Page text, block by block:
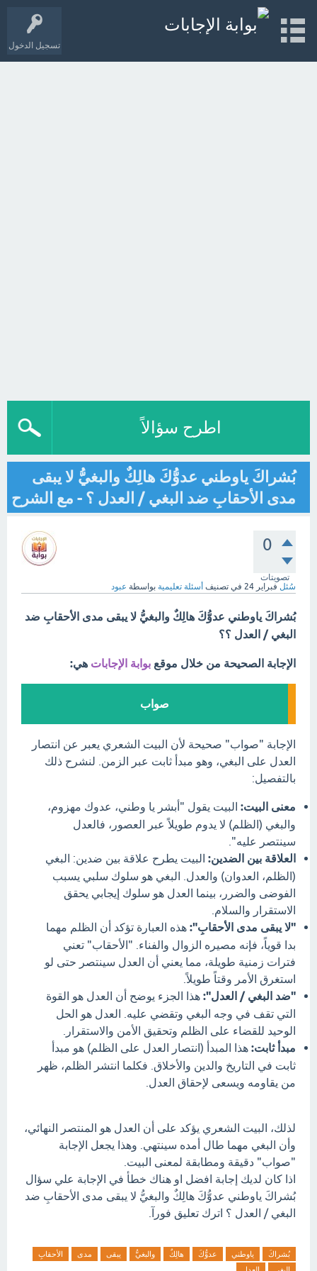
تسجيل الدخول
اطرح سؤالاً
بُشراكَ ياوطني عدوُّكَ هالِكٌ والبغيُّ لا يبقى
مدى الأحقابِ ضد البغي / العدل ؟ - مع الشرح
0
تصويتات
سُئل فبراير 24 في تصنيف أسئلة تعليمية بواسطة عبود
بُشراكَ ياوطني عدوُّكَ هالِكٌ والبغيُّ لا يبقى مدى الأحقابِ ضد
البغي / العدل ؟؟
الإجابة الصحيحة من خلال موقع بوابة الإجابات هي:
صواب
الإجابة "صواب" صحيحة لأن البيت الشعري يعبر عن انتصار
العدل على البغي، وهو مبدأ ثابت عبر الزمن. لنشرح ذلك
بالتفصيل:
معنى البيت: البيت يقول "أبشر يا وطني، عدوك مهزوم،
والبغي (الظلم) لا يدوم طويلاً عبر العصور، فالعدل
سينتصر عليه".
العلاقة بين الضدين: البيت يطرح علاقة بين ضدين: البغي
(الظلم، العدوان) والعدل. البغي هو سلوك سلبي يسبب
الفوضى والضرر، بينما العدل هو سلوك إيجابي يحقق
الاستقرار والسلام.
"لا يبقى مدى الأحقابِ": هذه العبارة تؤكد أن الظلم مهما
بدا قوياً، فإنه مصيره الزوال والفناء. "الأحقاب" تعني
فترات زمنية طويلة، مما يعني أن العدل سينتصر حتى لو
استغرق الأمر وقتاً طويلاً.
"ضد البغي / العدل": هذا الجزء يوضح أن العدل هو القوة
التي تقف في وجه البغي وتقضي عليه. العدل هو الحل
الوحيد للقضاء على الظلم وتحقيق الأمن والاستقرار.
مبدأ ثابت: هذا المبدأ (انتصار العدل على الظلم) هو مبدأ
ثابت في التاريخ والدين والأخلاق. فكلما انتشر الظلم، ظهر
من يقاومه ويسعى لإحقاق العدل.
لذلك، البيت الشعري يؤكد على أن العدل هو المنتصر النهائي،
وأن البغي مهما طال أمده سينتهي. وهذا يجعل الإجابة
"صواب" دقيقة ومطابقة لمعنى البيت.
اذا كان لديك إجابة افضل او هناك خطأ في الإجابة علي سؤال
بُشراكَ ياوطني عدوُّكَ هالِكٌ والبغيُّ لا يبقى مدى الأحقابِ ضد
البغي / العدل ؟ اترك تعليق فورآ.
بُشراكَ ياوطني عدوُّكَ هالِكٌ والبغيُّ يبقى مدى
الأحقابِ